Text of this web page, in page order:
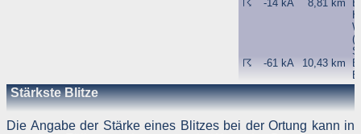
☈
-14 kA 8,81 km
☈
-61 kA 10,43 km
4
☈
-13 kA 10,53 km
Stärkste Blitze
Die Angabe der Stärke eines Blitzes bei der Ortung kann in